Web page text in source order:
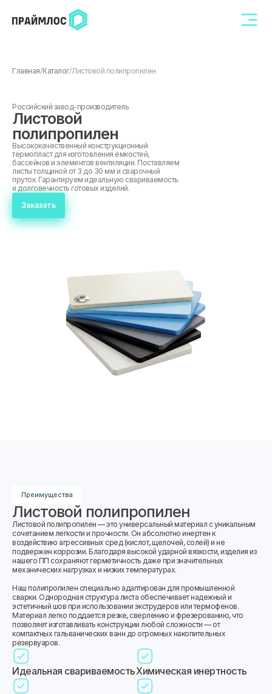
Главная/Каталог/Листовой полипропилен
Российский завод-производитель
Листовой
полипропилен
Высококачественный конструкционный
термопласт для изготовления емкостей,
бассейнов и элементов вентиляции. Поставляем
листы толщиной от 3 до 30 мм и сварочный
пруток. Гарантируем идеальную свариваемость
и долговечность готовых изделий.
Заказать
Преимущества
Листовой полипропилен
Листовой полипропилен — это универсальный материал с уникальным
сочетанием легкости и прочности. Он абсолютно инертен к
воздействию агрессивных сред (кислот, щелочей, солей) и не
подвержен коррозии. Благодаря высокой ударной вязкости, изделия из
нашего ПП сохраняют герметичность даже при значительных
механических нагрузках и низких температурах.
Наш полипропилен специально адаптирован для промышленной
сварки. Однородная структура листа обеспечивает надежный и
эстетичный шов при использовании экструдеров или термофенов.
Материал легко поддается резке, сверлению и фрезерованию, что
позволяет изготавливать конструкции любой сложности — от
компактных гальванических ванн до огромных накопительных
резервуаров.
Идеальная свариваемостьХимическая инертность